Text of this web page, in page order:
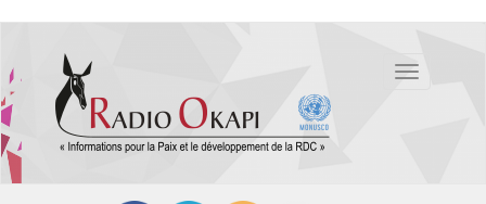
contenu
principal
Toggle